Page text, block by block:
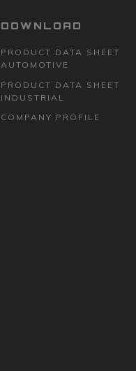
DOWNLOAD
PRODUCT DATA SHEET
AUTOMOTIVE
PRODUCT DATA SHEET
INDUSTRIAL
COMPANY PROFILE